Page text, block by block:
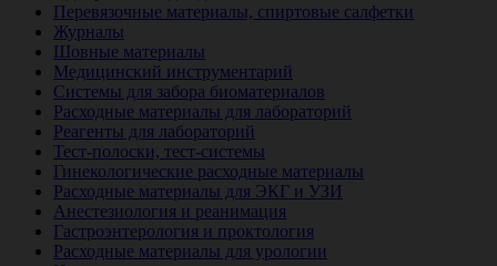
Перевязочные материалы, спиртовые салфетки
Журналы
Шовные материалы
Медицинский инструментарий
Системы для забора биоматериалов
Расходные материалы для лабораторий
Реагенты для лабораторий
Тест-полоски, тест-системы
Гинекологические расходные материалы
Расходные материалы для ЭКГ и УЗИ
Анестезиология и реанимация
Гастроэнтерология и проктология
Расходные материалы для урологии